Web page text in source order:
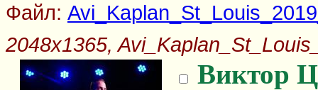
Файл:
2048x1365,
Виктор